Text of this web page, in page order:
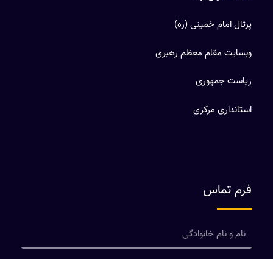
پرتال امام خمینی (ره)
وبسایت مقام معظم رهبری
ریاست جمهوری
استانداری مرکزی
فرم تماس